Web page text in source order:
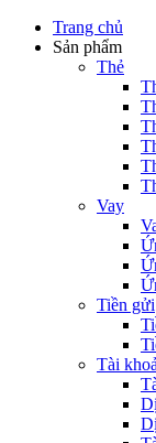
Trang chủ
Sản phẩm
Thẻ
Vay
Tiền gửi
Tài